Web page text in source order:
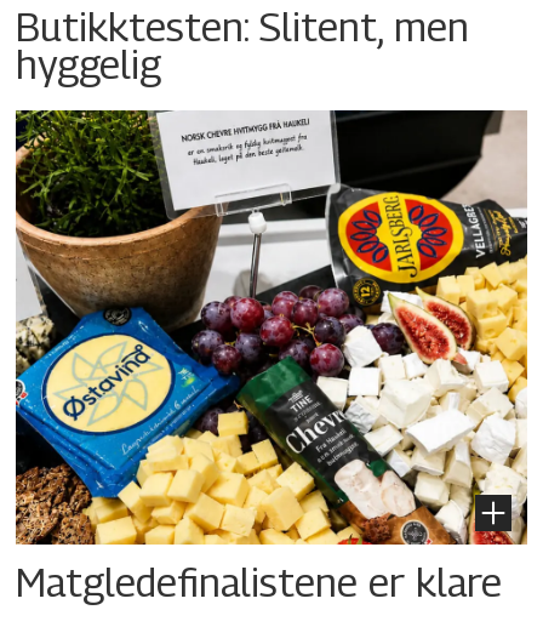
Butikktesten: Slitent, men
hyggelig
Matgledefinalistene er klare